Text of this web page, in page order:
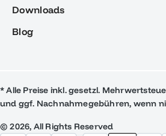
Downloads
Blog
* Alle Preise inkl. gesetzl.
und ggf. Nachnahmegebühren, wenn
© 2026, All Rights Reserved